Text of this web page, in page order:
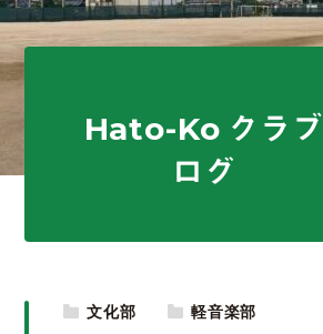
Hato-Ko クラブ
ログ
文化部 軽音楽部